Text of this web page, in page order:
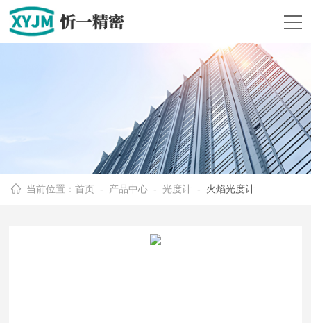
当前位置：首页 - 产品中心 -光度计 - 火焰光度计